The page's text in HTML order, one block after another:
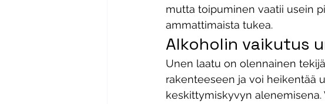
mutta toipuminen vaatii usein
ammattimaista tukea.
Alkoholin vaikutus
Unen laatu on olennainen
rakenteeseen ja voi heikentää
keskittymiskyvyn